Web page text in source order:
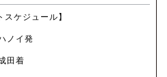
ケジュール】
ノイ発
田着